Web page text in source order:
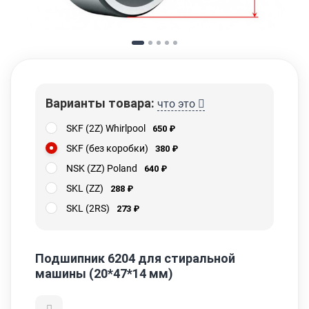
Варианты товара: что это
SKF (2Z) Whirlpool 650 ₽
SKF (без коробки) 380 ₽
NSK (ZZ) Poland 640 ₽
SKL (ZZ) 288 ₽
SKL (2RS) 273 ₽
Подшипник 6204 для стиральной
машины (20*47*14 мм)